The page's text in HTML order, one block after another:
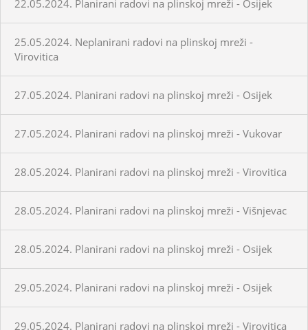
22.05.2024. Planirani radovi na plinskoj mreži - Osijek
25.05.2024. Neplanirani radovi na plinskoj mreži -
Virovitica
27.05.2024. Planirani radovi na plinskoj mreži - Osijek
27.05.2024. Planirani radovi na plinskoj mreži - Vukovar
28.05.2024. Planirani radovi na plinskoj mreži - Virovitica
28.05.2024. Planirani radovi na plinskoj mreži - Višnjevac
28.05.2024. Planirani radovi na plinskoj mreži - Osijek
29.05.2024. Planirani radovi na plinskoj mreži - Osijek
29.05.2024. Planirani radovi na plinskoj mreži - Virovitica